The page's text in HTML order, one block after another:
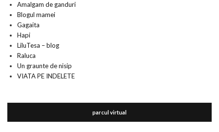
Amalgam de ganduri
Blogul mamei
Gagaita
Hapi
LiluTesa – blog
Raluca
Un graunte de nisip
VIATA PE INDELETE
parcul virtual